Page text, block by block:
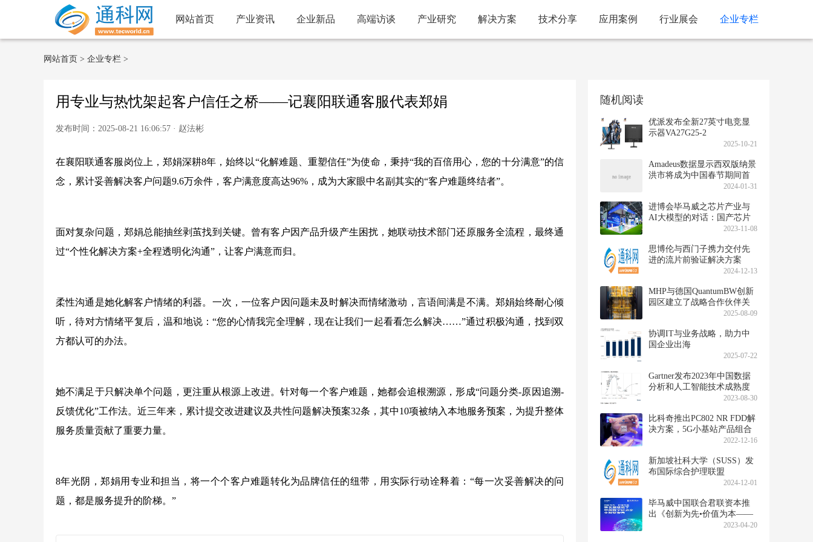
网站首页 产业资讯 企业新品 高端访谈 产业研究 解决方案 技术分享 应用案例 行业展会 企业专栏
网站首页 > 企业专栏 >
用专业与热忱架起客户信任之桥——记襄阳联通客服代表郑娟
发布时间：2025-08-21 16:06:57 · 赵法彬
在襄阳联通客服岗位上，郑娟深耕8年，始终以“化解难题、重塑信任”为使命，秉持“我的百倍用心，您的十分满意”的信
念，累计妥善解决客户问题9.6万余件，客户满意度高达96%，成为大家眼中名副其实的“客户难题终结者”。
面对复杂问题，郑娟总能抽丝剥茧找到关键。曾有客户因产品升级产生困扰，她联动技术部门还原服务全流程，最终通
过“个性化解决方案+全程透明化沟通”，让客户满意而归。
柔性沟通是她化解客户情绪的利器。一次，一位客户因问题未及时解决而情绪激动，言语间满是不满。郑娟始终耐心倾
听，待对方情绪平复后，温和地说：“您的心情我完全理解，现在让我们一起看看怎么解决……”通过积极沟通，找到双
方都认可的办法。
她不满足于只解决单个问题，更注重从根源上改进。针对每一个客户难题，她都会追根溯源，形成“问题分类-原因追溯-
反馈优化”工作法。近三年来，累计提交改进建议及共性问题解决预案32条，其中10项被纳入本地服务预案，为提升整体
服务质量贡献了重要力量。
8年光阴，郑娟用专业和担当，将一个个客户难题转化为品牌信任的纽带，用实际行动诠释着：“每一次妥善解决的问
题，都是服务提升的阶梯。”
随机阅读
优派发布全新27英寸电竞显
示器VA27G25-2
2025-10-21
Amadeus数据显示西双版纳景
洪市将成为中国春节期间首
选的酒店旅游目的地2024-01-31
进博会毕马威之芯片产业与
AI大模型的对话：国产芯片
现曙光助力AI大模型演进
2023-11-08
思博伦与西门子携力交付先
进的流片前验证解决方案
2024-12-13
MHP与德国QuantumBW创新
园区建立了战略合作伙伴关
2025-08-09
协调IT与业务战略，助力中
国企业出海
2025-07-22
Gartner发布2023年中国数据
分析和人工智能技术成熟度
2023-08-30
比科奇推出PC802 NR FDD解
决方案，5G小基站产品组合
2022-12-16
新加坡社科大学（SUSS）发
布国际综合护理联盟
（Intercontinental Alliance for
医疗挑战
2024-12-01
毕马威中国联合君联资本推
出《创新为先•价值为本——
新发展格局下中国数字经济
2023-04-20